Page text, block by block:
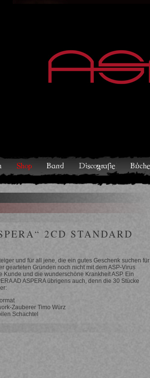
Bücher und Comics Kontakt
2CD STANDARD
und für all jene, die ein gutes Geschenk suchen für
gearteten Gründen noch nicht mit dem ASP-Virus
Kunde und die wunderschöne Krankheit ASP. Ein
AD ASPERA übrigens auch, denn die 30 Stücke
Zauberer Timo Würz
Schachtel